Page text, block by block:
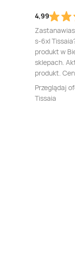
4,99
s-6xl
produkt w
sklepach.
produkt.
Przeglądaj
Tissaia